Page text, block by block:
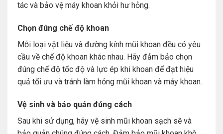
tác và bảo vệ máy khoan khỏi hư hỏng.
Chọn đúng chế độ khoan
Mỗi loại vật liệu và đường kính mũi khoan đều có yêu
cầu về chế độ khoan khác nhau. Hãy đảm bảo chọn
đúng chế độ tốc độ và lực ép khi khoan để đạt hiệu
quả tối ưu và tránh làm hỏng mũi khoan và máy khoan.
Vệ sinh và bảo quản đúng cách
Sau khi sử dụng, hãy vệ sinh mũi khoan sạch sẽ và